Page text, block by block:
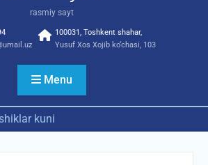
rasmiy sayt
100031, Toshkent shahar,
Yusuf Xos Xojib ko‘chasi, 103
Menu
kuni